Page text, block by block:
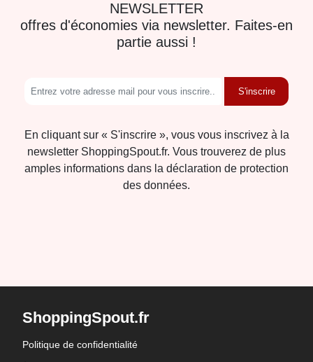
NEWSLETTER
offres d'économies via newsletter. Faites-en
partie aussi !
S'inscrire
En cliquant sur « S'inscrire », vous vous inscrivez à la
newsletter ShoppingSpout.fr. Vous trouverez de plus
amples informations dans la déclaration de protection
des données.
ShoppingSpout.fr
Politique de confidentialité